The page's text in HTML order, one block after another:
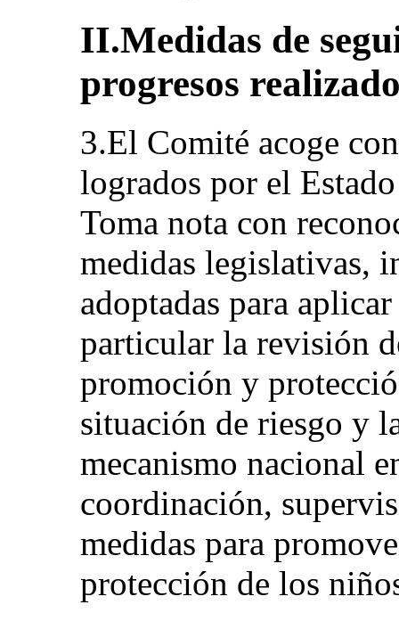
II.Medidas de
progresos
3.El Comité acoge
logrados por el
Toma nota con
medidas legislativas,
adoptadas para
particular la revisión
promoción y
situación de riesgo y
mecanismo nacional
coordinación,
medidas para
protección de los